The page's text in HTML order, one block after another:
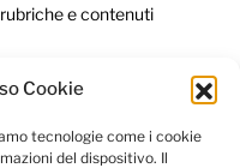
Cookie
tecnologie come i cookie
del dispositivo. Il
e contenuti